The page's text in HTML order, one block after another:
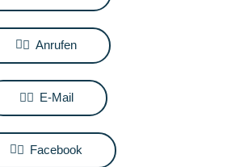
Anrufen
E-Mail
Facebook